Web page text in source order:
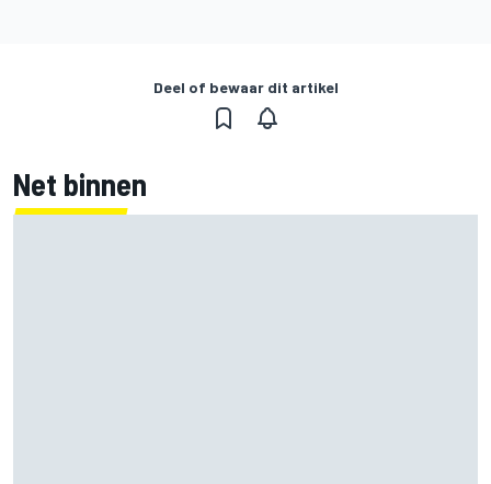
Deel of bewaar dit artikel
Net binnen